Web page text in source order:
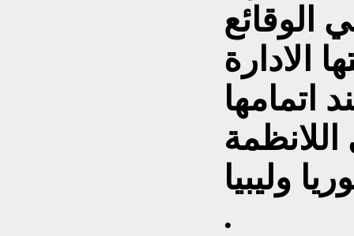
الوقائع
الادارة
عام 2002 عند اتمامها
وليبيا
.